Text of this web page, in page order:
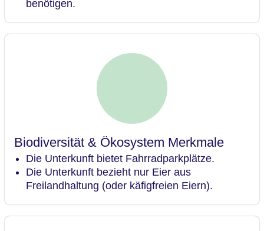
benötigen.
Biodiversität & Ökosystem Merkmale
Die Unterkunft bietet Fahrradparkplätze.
Die Unterkunft bezieht nur Eier aus
Freilandhaltung (oder käfigfreien Eiern).